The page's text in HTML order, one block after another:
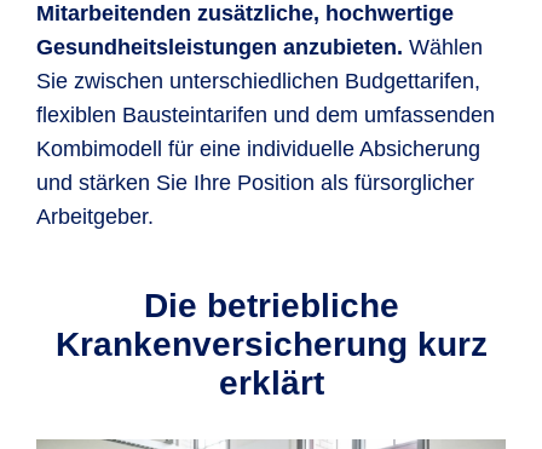
Mitarbeitenden zusätzliche, hochwertige
Gesundheitsleistungen anzubieten. Wählen
Sie zwischen unterschiedlichen Budgettarifen,
flexiblen Bausteintarifen und dem umfassenden
Kombimodell für eine individuelle Absicherung
und stärken Sie Ihre Position als fürsorglicher
Arbeitgeber.
Die betriebliche
Krankenversicherung kurz
erklärt